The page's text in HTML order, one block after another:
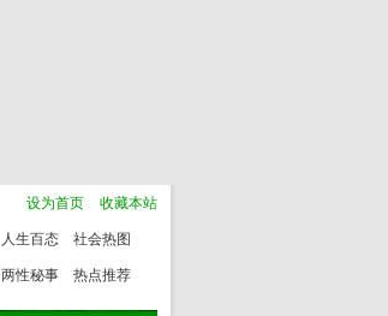
设为首页 收藏本站
人生百态 社会热图
两性秘事 热点推荐